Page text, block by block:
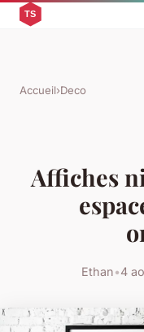
Accueil›Deco
Affiches
Ethan•4